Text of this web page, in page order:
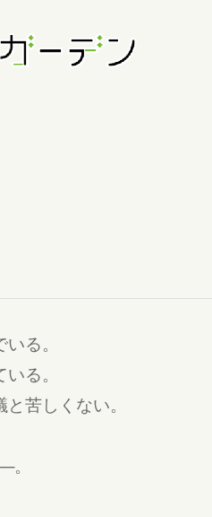
る。
る。
苦しくない。
。